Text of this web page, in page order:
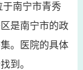
于南宁市青秀
是南宁市的政
。医院的具体
到。